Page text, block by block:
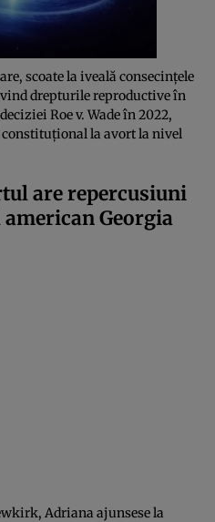
scoate la iveală consecințele
drepturile reproductive în
Roe v. Wade în 2022,
la avort la nivel
are repercusiuni
Georgia
Adriana ajunsese la